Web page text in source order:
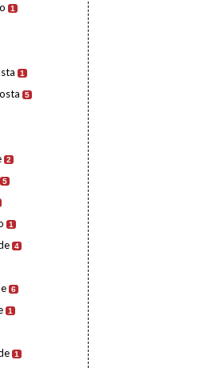
1
1
5
2
5
1
4
6
1
1